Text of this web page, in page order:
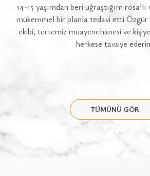
14-15 yaşımdan beri uğraştığım
mükemmel bir planla tedavi etti Özgür
ekibi, tertemiz muayenehanesi ve
herkese tavsiye
TÜMÜNÜ GÖR